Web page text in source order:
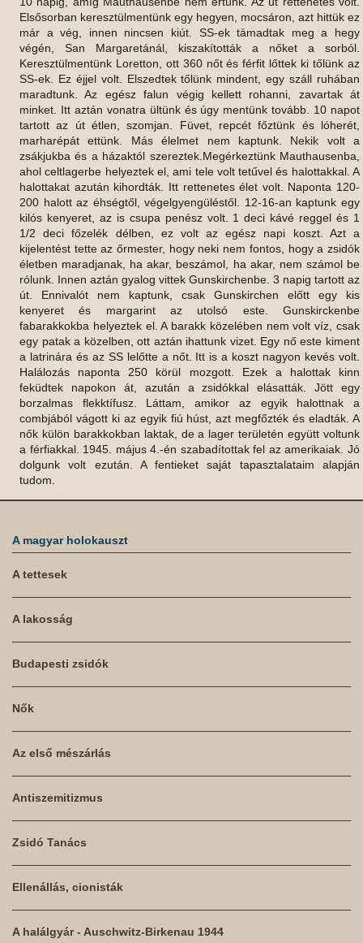
Elsősorban keresztülmentünk egy hegyen, mocsáron, azt hittük ez
már a vég, innen nincsen kiút. SS-ek támadtak meg a hegy
végén, San Margaretánál, kiszakították a nőket a sorból.
Keresztülmentünk Loretton, ott 360 nőt és férfit lőttek ki tőlünk az
SS-ek. Ez éjjel volt. Elszedtek tőlünk mindent, egy száll ruhában
maradtunk. Az egész falun végig kellett rohanni, zavartak át
minket. Itt aztán vonatra ültünk és úgy mentünk tovább. 10 napot
tartott az út étlen, szomjan. Füvet, repcét főztünk és lóherét,
marharépát ettünk. Más élelmet nem kaptunk. Nekik volt a
zsákjukba és a házaktól szereztek.Megérkeztünk Mauthausenba,
ahol celtlagerbe helyeztek el, ami tele volt tetűvel és halottakkal. A
halottakat azután kihordták. Itt rettenetes élet volt. Naponta 120-
200 halott az éhségtől, végelgyengüléstől. 12-16-an kaptunk egy
kilós kenyeret, az is csupa penész volt. 1 deci kávé reggel és 1
1/2 deci főzelék délben, ez volt az egész napi koszt. Azt a
kijelentést tette az őrmester, hogy neki nem fontos, hogy a zsidók
életben maradjanak, ha akar, beszámol, ha akar, nem számol be
rólunk. Innen aztán gyalog vittek Gunskirchenbe. 3 napig tartott az
út. Ennivalót nem kaptunk, csak Gunskirchen előtt egy kis
kenyeret és margarint az utolsó este. Gunskirckenbe
fabarakkokba helyeztek el. A barakk közelében nem volt víz, csak
egy patak a közelben, ott aztán ihattunk vizet. Egy nő este kiment
a latrinára és az SS lelőtte a nőt. Itt is a koszt nagyon kevés volt.
Halálozás naponta 250 körül mozgott. Ezek a halottak kinn
feküdtek napokon át, azután a zsidókkal elásatták. Jött egy
borzalmas flekktífusz. Láttam, amikor az egyik halottnak a
combjából vágott ki az egyik fiú húst, azt megfőzték és eladták. A
nők külön barakkokban laktak, de a lager területén együtt voltunk
a férfiakkal. 1945. május 4.-én szabadítottak fel az amerikaiak. Jó
dolgunk volt ezután. A fentieket saját tapasztalataim alapján
tudom.
A magyar holokauszt
A tettesek
A lakosság
Budapesti zsidók
Nők
Az első mészárlás
Antiszemitizmus
Zsidó Tanács
Ellenállás, cionisták
A halálgyár - Auschwitz-Birkenau 1944